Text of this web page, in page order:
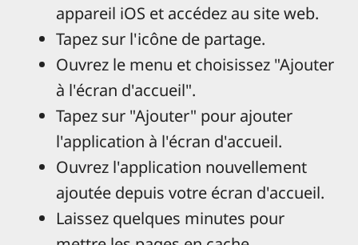
appareil iOS et accédez au site web.
Tapez sur l'icône de partage.
Ouvrez le menu et choisissez "Ajouter
à l'écran d'accueil".
Tapez sur "Ajouter" pour ajouter
l'application à l'écran d'accueil.
Ouvrez l'application nouvellement
ajoutée depuis votre écran d'accueil.
Laissez quelques minutes pour